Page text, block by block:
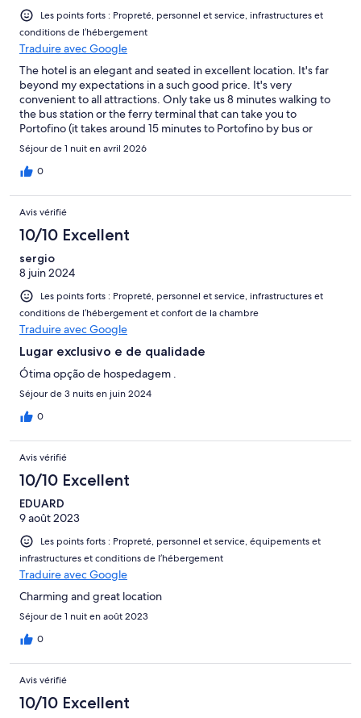
Les points forts : Propreté, personnel et service, infrastructures et
conditions de l’hébergement
Traduire avec Google
The hotel is an elegant and seated in excellent location. It's far
beyond my expectations in a such good price. It's very
convenient to all attractions. Only take us 8 minutes walking to
the bus station or the ferry terminal that can take you to
Portofino (it takes around 15 minutes to Portofino by bus or
ferry). Santa Margherita Ligure itself is a beautiful place that
worth to spend some time. I am highly recommend you to stay
this hotel if you plan to visit Portofino. I will definitely stay here if
Séjour de 1 nuit en avril 2026
0
Avis vérifié
10/10 Excellent
sergio
8 juin 2024
Les points forts : Propreté, personnel et service, infrastructures et
conditions de l’hébergement et confort de la chambre
Traduire avec Google
Lugar exclusivo e de qualidade
Ótima opção de hospedagem .
Séjour de 3 nuits en juin 2024
0
Avis vérifié
10/10 Excellent
EDUARD
9 août 2023
Les points forts : Propreté, personnel et service, équipements et
infrastructures et conditions de l’hébergement
Traduire avec Google
Charming and great location
Séjour de 1 nuit en août 2023
0
Avis vérifié
10/10 Excellent